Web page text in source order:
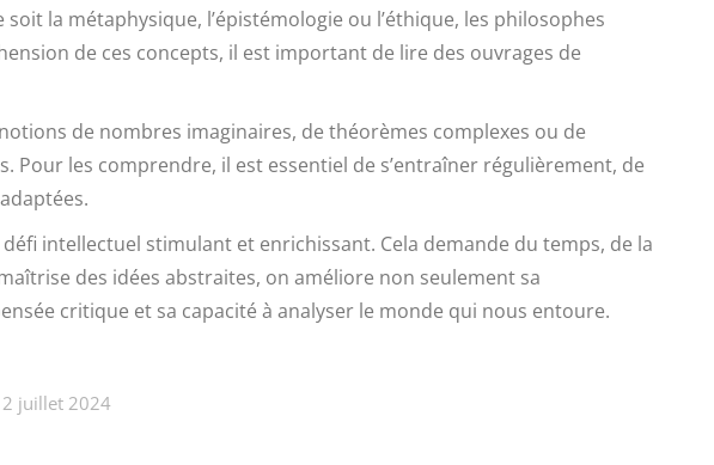
la métaphysique, l’épistémologie ou l’éthique, les philosophes
de ces concepts, il est important de lire des ouvrages de
de nombres imaginaires, de théorèmes complexes ou de
les comprendre, il est essentiel de s’entraîner régulièrement, de
intellectuel stimulant et enrichissant. Cela demande du temps, de la
des idées abstraites, on améliore non seulement sa
critique et sa capacité à analyser le monde qui nous entoure.
2 juillet 2024